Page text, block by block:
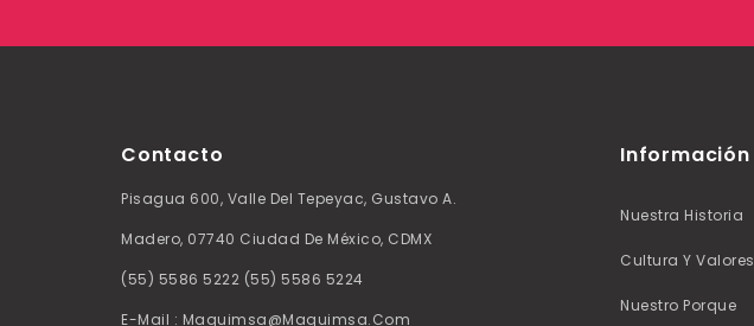
Contacto
Pisagua 600, Valle Del Tepeyac, Gustavo A.
Madero, 07740 Ciudad De México, CDMX
(55) 5586 5222 (55) 5586 5224
E-Mail : Maquimsa@maquimsa.com
Información
Nuestra Historia
Cultura Y Valores
Nuestro Porque